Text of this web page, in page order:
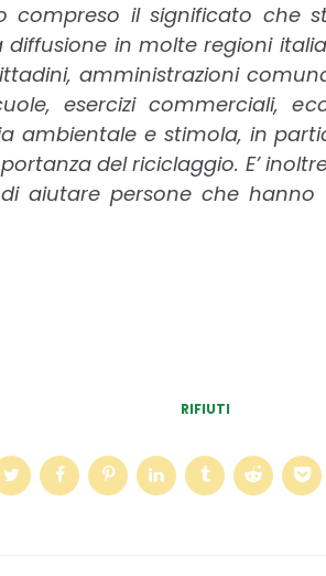
compreso il significato che
in molte regioni
amministrazioni
esercizi commerciali,
ambientale e stimola, in
del riciclaggio. E’
aiutare persone che
RIFIUTI